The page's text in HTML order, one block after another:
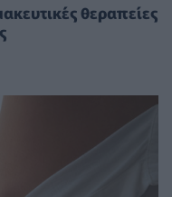
θεραπείες